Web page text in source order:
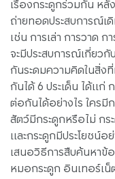
เรื่องกระดูกร่วมกัน หลั
ถ่ายทอดประสบการณ์เ
เช่น การเล่า การวาด
จะมีประสบการณ์เกี่ยว
กันระดมความคิดในสิ่ง
กันได้ 6 ประเด็น ได้แก่
ต่อกันได้อย่างไร ใครมี
สัตว์มีกระดูกหรือไม่ กร
และกระดูกมีประโยชน์อ
เสนอวิธีการสืบค้นหาข้
หมอกระดูก อินเทอร์เ